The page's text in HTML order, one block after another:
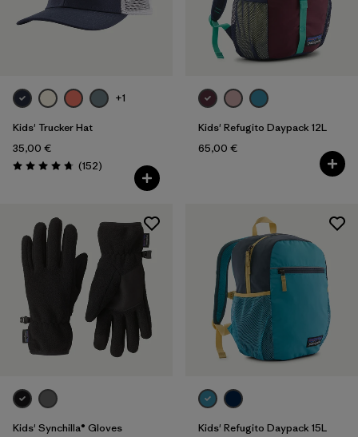
Filter by
Filter by
Produktfamilie
+1
Kids' Trucker Hat
35,00 €
Bewertung: 4.7 / 5
(152Rezensionen
)
Kids' Refugito Daypack 12L
65,00 €
Kids' Synchilla® Gloves
Kids' Refugito Daypack 15L